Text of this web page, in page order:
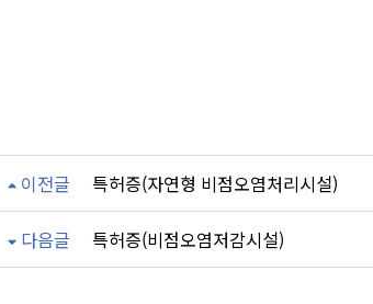
이전글 특허증(자연형 비점오염처리시설)
다음글 특허증(비점오염저감시설)